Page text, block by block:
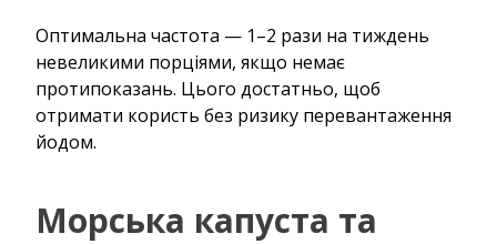
Оптимальна частота — 1–2 рази на тиждень
невеликими порціями, якщо немає
протипоказань. Цього достатньо, щоб
отримати користь без ризику перевантаження
йодом.
Морська капуста та